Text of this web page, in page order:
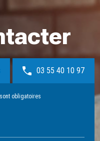
03 55 40 10 97
obligatoires